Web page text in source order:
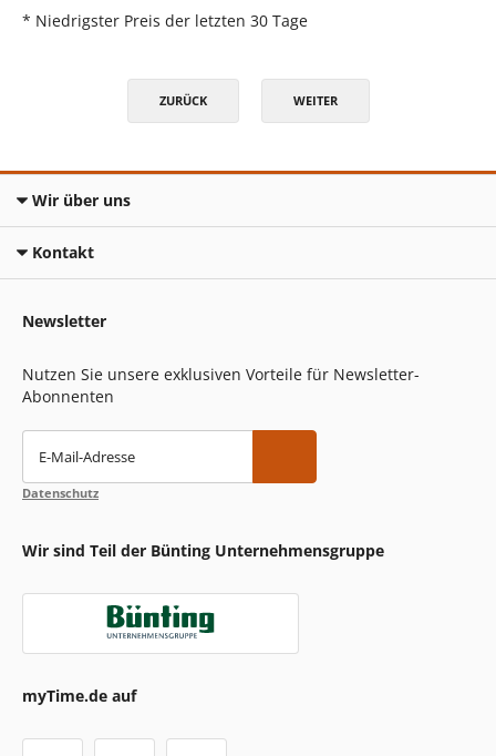
* Niedrigster Preis der letzten 30 Tage
ZURÜCK WEITER
Wir über uns
Kontakt
Newsletter
Nutzen Sie unsere exklusiven Vorteile für Newsletter-
Abonnenten
E-Mail-Adresse
Datenschutz
Wir sind Teil der Bünting Unternehmensgruppe
myTime.de auf